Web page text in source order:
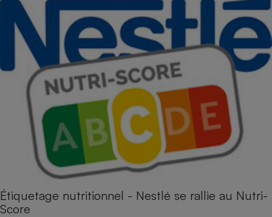
Étiquetage nutritionnel - Nestlé se rallie au Nutri-
Score